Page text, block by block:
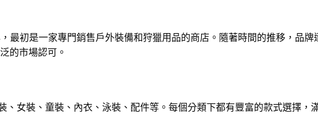
最初是一家專門銷售戶外裝備和狩獵用品的商店。隨著時間的推移，品
的市場認可。
、女裝、童裝、內衣、泳裝、配件等。每個分類下都有豐富的款式選擇，